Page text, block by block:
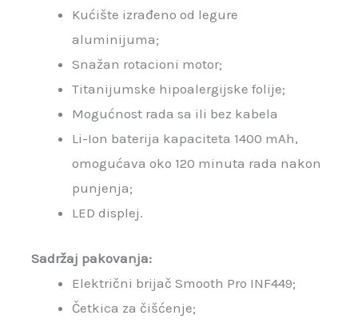
Kućište izrađeno od legure
aluminijuma;
Snažan rotacioni motor;
Titanijumske hipoalergijske folije;
Mogućnost rada sa ili bez kabela
Li-Ion baterija kapaciteta 1400 mAh,
omogućava oko 120 minuta rada nakon
punjenja;
LED displej.
Sadržaj pakovanja:
Električni brijač Smooth Pro INF449;
Četkica za čišćenje;